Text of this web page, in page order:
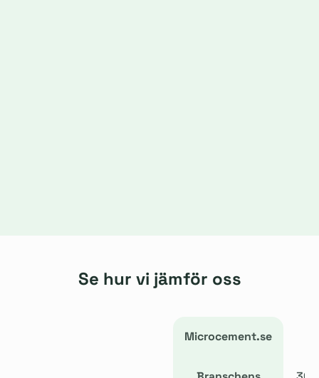
Se hur vi jämför oss
Microcement.se